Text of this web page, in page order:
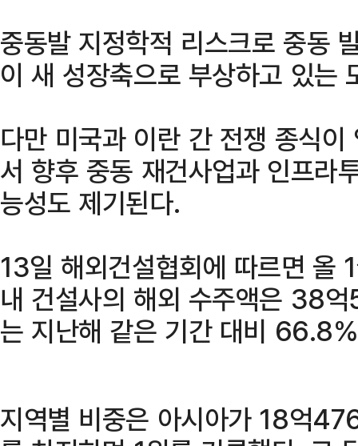
중동발 지정학적 리스크로 중동
이 새 성장축으로 부상하고 있는
다만 미국과 이란 간 전쟁 종식
서 향후 중동 재건사업과 인프라
능성도 제기된다.
13일 해외건설협회에 따르면 올
내 건설사의 해외 수주액은 38
는 지난해 같은 기간 대비
지역별 비중은 아시아가 18억